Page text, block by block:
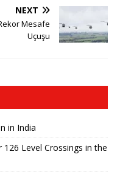
NEXT
Mesafe
Uçuşu
in India
Level Crossings in the